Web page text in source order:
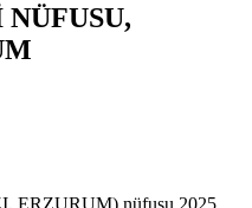
ERZURUM) nüfusu 2025